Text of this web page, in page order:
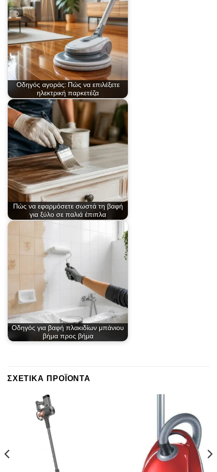
Οδηγός αγοράς: Πώς να επιλέξετε
ηλεκτρική παρκετέζα
Πώς να εφαρμόσετε σωστά τη βαφή
για ξύλο σε παλιά έπιπλα
Οδηγός για βαφή πλακιδίων μπάνιου
βήμα προς βήμα
ΣΧΕΤΙΚΆ ΠΡΟΪΌΝΤΑ